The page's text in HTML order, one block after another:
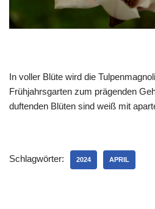
In voller Blüte wird die
Frühjahrsgarten zum prägenden
duftenden Blüten sind weiß mit
Schlagwörter: 2024 APRIL